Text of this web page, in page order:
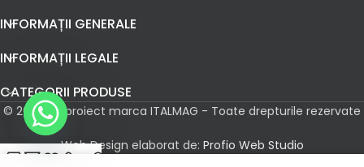
INFORMAȚII GENERALE
INFORMAȚII LEGALE
CATEGORII PRODUSE
© 2026 Un proiect marca ITALMAG - Toate drepturile rezervate
Web Design elaborat de: Profio Web Studio